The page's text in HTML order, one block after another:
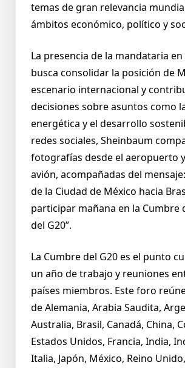
temas de gran relevancia
ámbitos económico, político y
La presencia de la mandataria
busca consolidar la posición de
escenario internacional y
decisiones sobre asuntos como
energética y el desarrollo
redes sociales, Sheinbaum
fotografías desde el aeropuerto
avión, acompañadas del
de la Ciudad de México hacia
participar mañana en la Cumbre
del G20”.
La Cumbre del G20 es el punto
un año de trabajo y reuniones
países miembros. Este foro
de Alemania, Arabia Saudita,
Australia, Brasil, Canadá, China,
Estados Unidos, Francia, India,
Italia, Japón, México, Reino